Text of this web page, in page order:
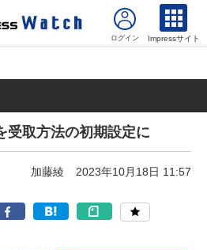
Impressサイト
受取方法の初期設定に
加藤綾 2023年10月18日 11:57